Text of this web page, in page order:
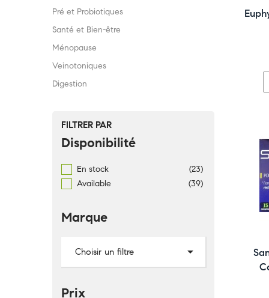
Pré et Probiotiques
Santé et Bien-être
Ménopause
Veinotoniques
Digestion
FILTRER PAR
Disponibilité
En stock
(23)
Available
(39)
Marque
Choisir un filtre 
Prix